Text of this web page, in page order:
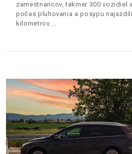
zamestnancov, takmer 300 vozidiel
počas pluhovania a posypu
kilometrov.